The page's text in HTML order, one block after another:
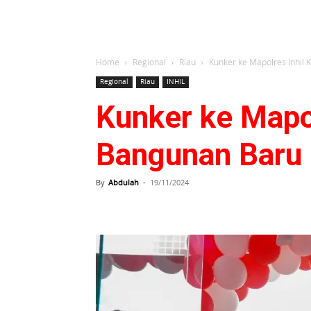
Home Regional Riau Kunker ke Mapolres Inhil
Regional Riau INHIL
Kunker ke
Bangunan Baru
By Abdulah - 19/11/2024